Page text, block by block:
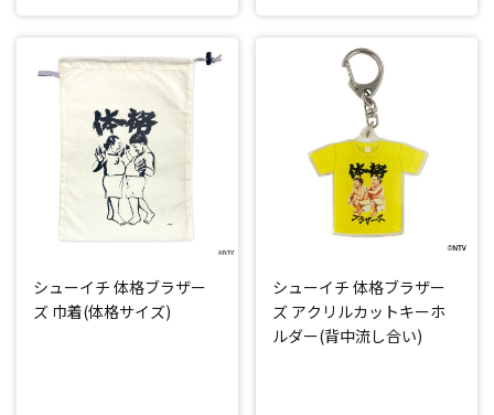
シューイチ 体格ブラザー
ズ 巾着(体格サイズ)
シューイチ 体格ブラザー
ズ アクリルカットキーホ
ルダー(背中流し合い)